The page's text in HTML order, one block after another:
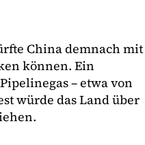
China demnach mit
können. Ein
– etwa von
würde das Land über